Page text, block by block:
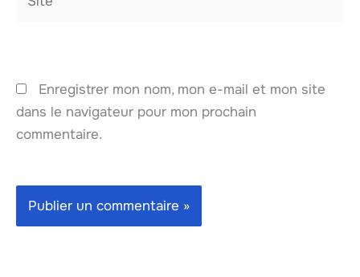
Enregistrer mon nom, mon e-mail et mon site
dans le navigateur pour mon prochain
commentaire.